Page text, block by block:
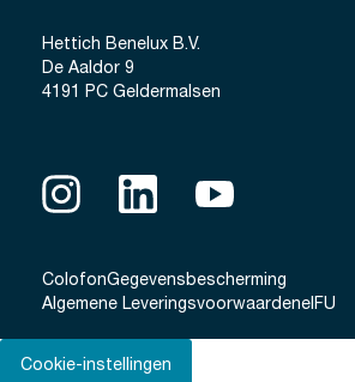
Hettich Benelux B.V.
De Aaldor 9
4191 PC Geldermalsen
ColofonGegevensbescherming
Algemene LeveringsvoorwaardeneIFU
Cookie-instellingen